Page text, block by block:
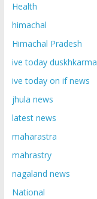
Health
himachal
Himachal Pradesh
ive today duskhkarma
ive today on if news
jhula news
latest news
maharastra
mahrastry
nagaland news
National